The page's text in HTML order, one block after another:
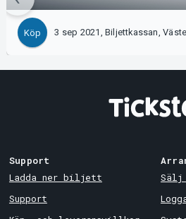
Köp 3 sep 2021, Biljettkassan,
Support
Ladda ner biljett
Support
Sälj